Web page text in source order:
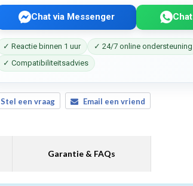
Chat via Messenger
✓ Reactie binnen 1 uur
✓ 24/7 online ondersteuning
✓ Compatibiliteitsadvies
Stel een vraag Email een vriend
Garantie & FAQs